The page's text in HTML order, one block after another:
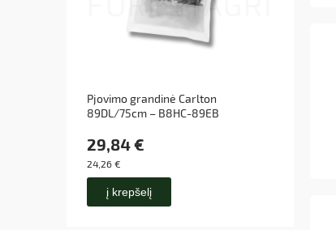
Pjovimo grandinė Carlton
89DL/75cm – B8HC-89EB
29,84 €
24,26 €
į krepšelį